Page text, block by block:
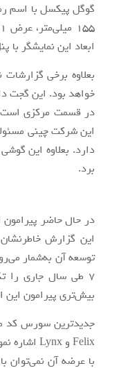
ابعاد این نمایشگر با پنل 6.7 اینچی به‌کارگیری شده در گوگل پیکسل 7 پرو
خواهد بود. این گجت
این شرکت چینی
دارد. بعلاوه این
برد.
در حال حاضر
7 طی سال جاری را
بیش‌تری پیرامون این